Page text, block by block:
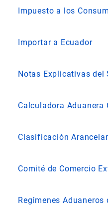
Impuesto a los
Importar a Ecuador
Notas Explicativas del
Calculadora Aduanera
Clasificación
Comité de Comercio
Regímenes Aduaneros